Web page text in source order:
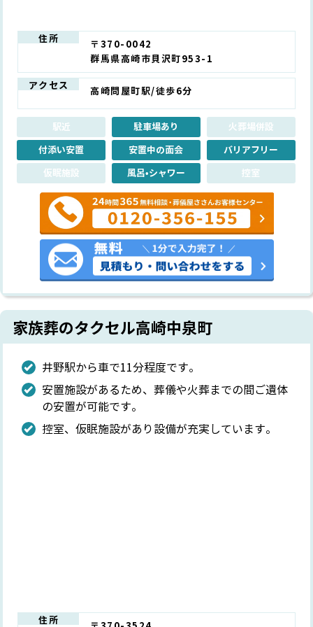
住所
〒370-0042
群馬県高崎市貝沢町953-1
アクセス 高崎問屋町駅/徒歩6分
駅近 駐車場あり
火葬場併設
付添い安置
安置中の面会
バリアフリー
仮眠施設
風呂•シャワー 控室
家族葬のタクセル高崎中泉町
井野駅から車で11分程度です。
安置施設があるため、葬儀や火葬までの間ご遺体
の安置が可能です。
控室、仮眠施設があり設備が充実しています。
住所